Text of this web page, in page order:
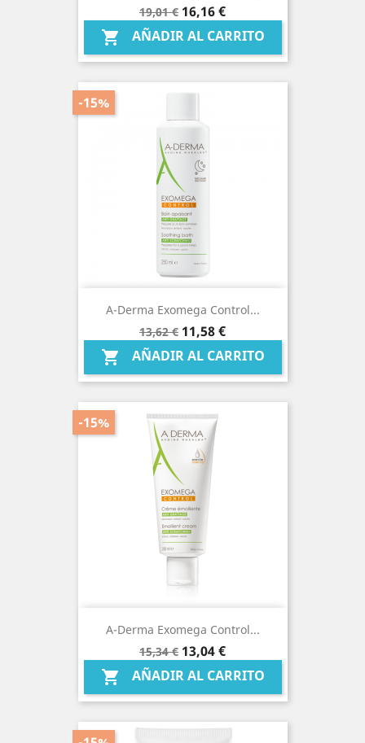
Precio
base
19,01 € Precio
16,16 €
 AÑADIR AL CARRITO
A-Derma Exomega Control...
Precio
base
13,62 €
-15%
Precio
11,58 €
 AÑADIR AL CARRITO
A-Derma Exomega Control...
Precio
base
15,34 €
-15%
Precio
13,04 €
 AÑADIR AL CARRITO